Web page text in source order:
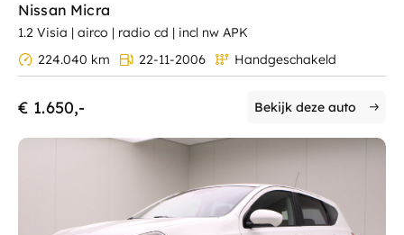
Nissan Micra
1.2 Visia | airco | radio cd | incl nw APK
224.040 km
22-11-2006 Handgeschakeld
€ 1.650,- Bekijk deze auto